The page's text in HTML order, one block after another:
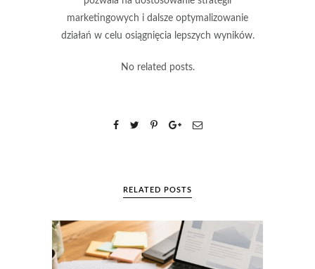
marketingowych i dalsze optymalizowanie
działań w celu osiągnięcia lepszych wyników.
No related posts.
RELATED POSTS